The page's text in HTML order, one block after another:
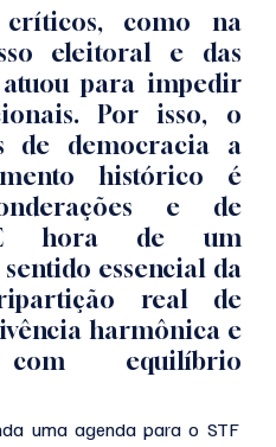
críticos, como na
eleitoral e das
para impedir
Por isso, o
de democracia a
histórico é
e de
É hora de um
essencial da
real de
harmônica e
com equilíbrio
uma agenda para o STF